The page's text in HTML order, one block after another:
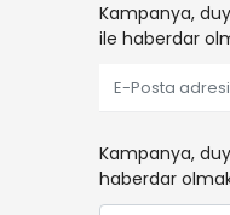
Kampanya,
ile haberdar
Kampanya,
haberdar